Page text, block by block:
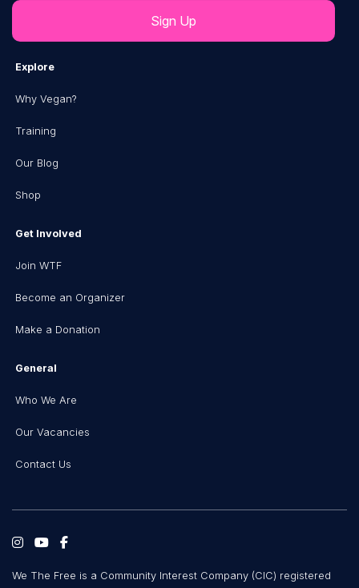
Explore
Why Vegan?
Training
Our Blog
Shop
Get Involved
Join WTF
Become an Organizer
Make a Donation
General
Who We Are
Our Vacancies
Contact Us
We The Free is a Community Interest Company (CIC) registered